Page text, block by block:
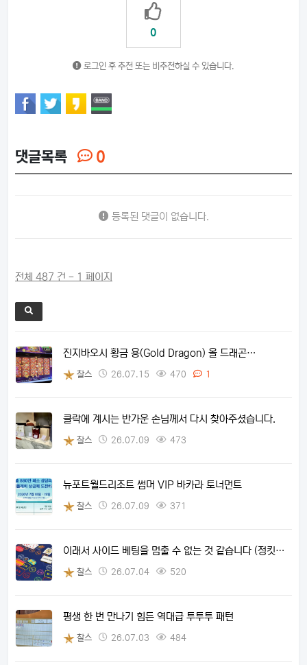
0
로그인 후 추천 또는 비추천하실 수 있습니다.
댓글목록 0
등록된 댓글이 없습니다.
전체 487 건 - 1 페이지
진지바오시 황금 용(Gold Dragon) 올 드래곤…
찰스 26.07.15 470 1
클락에 계시는 반가운 손님께서 다시 찾아주셨습니다.
찰스 26.07.09 473
뉴포트월드리조트 썸머 VIP 바카라 토너먼트
찰스 26.07.09 371
이래서 사이드 베팅을 멈출 수 없는 것 같습니다 (정킷…
찰스 26.07.04 520
평생 한 번 만나기 힘든 역대급 투투투 패턴
찰스 26.07.03 484